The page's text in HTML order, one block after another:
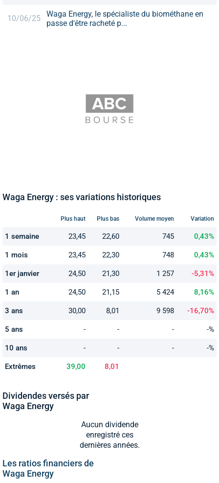
10/06/25
Waga Energy, le spécialiste du biométhane en
passe d'être racheté p...
Waga Energy : ses variations historiques
Plus haut Plus bas Volume moyen Variation
1 semaine 23,45 22,60 745 0,43%
1 mois 23,45 22,30 748 0,43%
1er janvier 24,50 21,30 1 257 -5,31%
1 an 24,50 21,15 5 424 8,16%
3 ans 30,00 8,01 9 598 -16,70%
5 ans - - - -%
10 ans - - - -%
Extrêmes 39,00 8,01
Dividendes versés par
Waga Energy
Aucun dividende
enregistré ces
dernières années.
Les ratios financiers de
Waga Energy